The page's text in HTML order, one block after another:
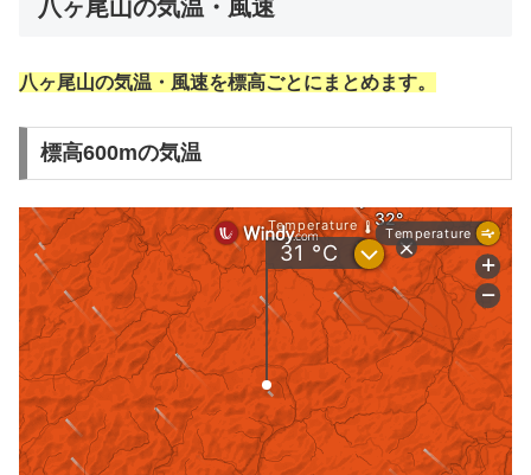
八ヶ尾山の気温・風速
八ヶ尾山の気温・風速を標高ごとにまとめます。
標高600mの気温